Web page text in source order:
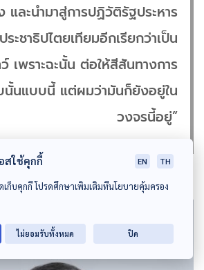
และนำมาสู่การปฏิวัติรัฐประหาร
ะชาธิปไตยเทียมอีกเรียกว่าเป็น
เพราะฉะนั้น ต่อให้สีสันทางการ
นั้นแบบนี้ แต่ผมว่ามันก็ยังอยู่ใน
วงจรนี้อยู่”
สใช้คุกกี้ EN TH
เก็บคุกกี้ โปรดศึกษาเพิ่มเติมที่นโยบายคุ้มครอง
ไม่ยอมรับทั้งหมด ปิด